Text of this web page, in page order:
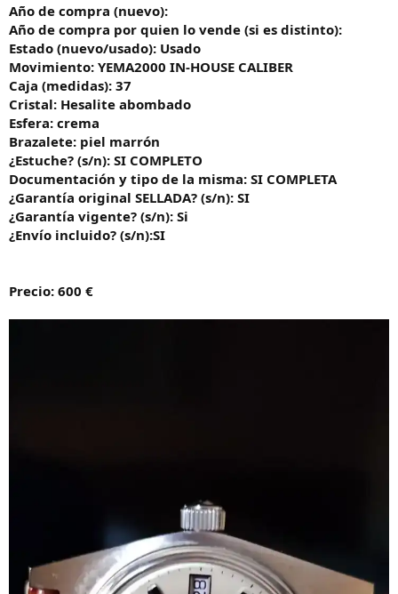
Año de compra (nuevo):
Año de compra por quien lo vende (si es distinto):
Estado (nuevo/usado): Usado
Movimiento: YEMA2000 IN-HOUSE CALIBER
Caja (medidas): 37
Cristal: Hesalite abombado
Esfera: crema
Brazalete: piel marrón
¿Estuche? (s/n): SI COMPLETO
Documentación y tipo de la misma: SI COMPLETA
¿Garantía original SELLADA? (s/n): SI
¿Garantía vigente? (s/n): Si
¿Envío incluido? (s/n):SI
Precio: 600 €